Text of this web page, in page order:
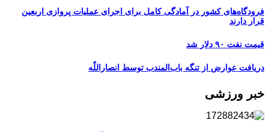
فرودگاه‌های کشور در آمادگی کامل برای اجرای عملیات پروازی اربعین
قرار دارند
قیمت نفت ۹۰ دلار شد
دریافت عوارض از تنگه باب‌المندب توسط انصاراللّه
خبر ورزشی